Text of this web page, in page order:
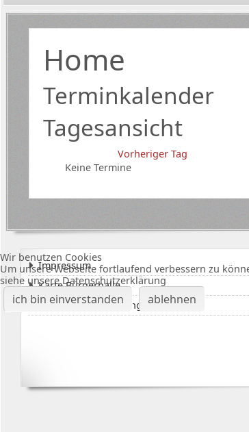
Home
Terminkalender
Tagesansicht
Vorheriger Tag
Keine Termine
Impressum
Karte Bürgerhalle
Datenschutzerklärung
Wir benutzen Cookies
Um unsere Webseite fortlaufend verbessern zu
siehe unsere Datenschutzerklärung
ich bin einverstanden ablehnen